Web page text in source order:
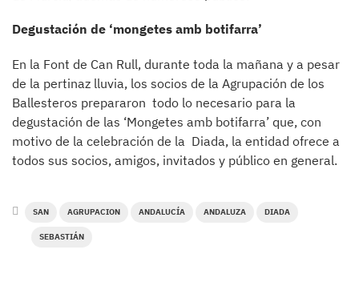
Degustación de ‘mongetes amb botifarra’
En la Font de Can Rull, durante toda la mañana y a pesar
de la pertinaz lluvia, los socios de la Agrupación de los
Ballesteros prepararon todo lo necesario para la
degustación de las ‘Mongetes amb botifarra’ que, con
motivo de la celebración de la Diada, la entidad ofrece a
todos sus socios, amigos, invitados y público en general.
SAN AGRUPACION ANDALUCÍA ANDALUZA DIADA
SEBASTIÁN